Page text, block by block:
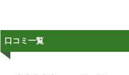
口コミ一覧